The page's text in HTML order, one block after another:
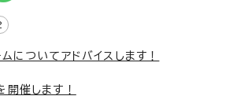
についてアドバイスします！
催します！